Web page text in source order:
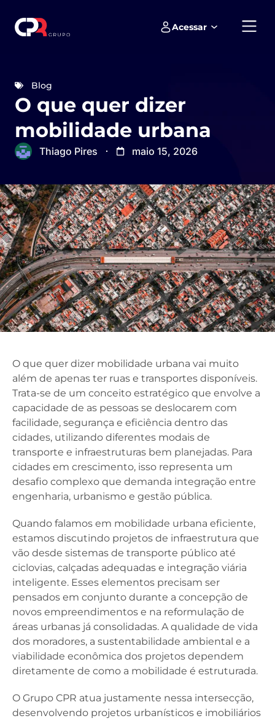
Acessar
Blog
O que quer dizer
mobilidade urbana
Thiago Pires maio 15, 2026
O que quer dizer mobilidade urbana vai muito
além de apenas ter ruas e transportes disponíveis.
Trata-se de um conceito estratégico que envolve a
capacidade de as pessoas se deslocarem com
facilidade, segurança e eficiência dentro das
cidades, utilizando diferentes modais de
transporte e infraestruturas bem planejadas. Para
cidades em crescimento, isso representa um
desafio complexo que demanda integração entre
engenharia, urbanismo e gestão pública.
Quando falamos em mobilidade urbana eficiente,
estamos discutindo projetos de infraestrutura que
vão desde sistemas de transporte público até
ciclovias, calçadas adequadas e integração viária
inteligente. Esses elementos precisam ser
pensados em conjunto durante a concepção de
novos empreendimentos e na reformulação de
áreas urbanas já consolidadas. A qualidade de vida
dos moradores, a sustentabilidade ambiental e a
viabilidade econômica dos projetos dependem
diretamente de como a mobilidade é estruturada.
O Grupo CPR atua justamente nessa intersecção,
desenvolvendo projetos urbanísticos e imobiliários